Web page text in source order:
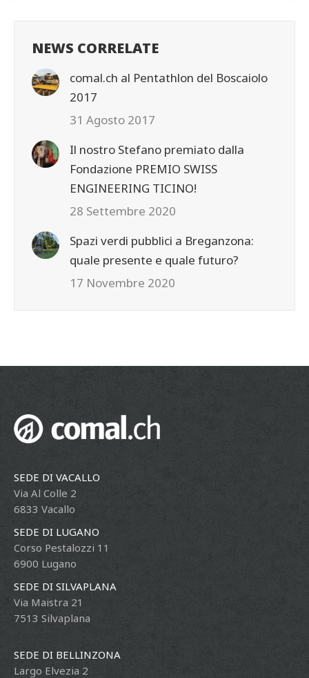
NEWS CORRELATE
comal.ch al Pentathlon del Boscaiolo
2017
31 Agosto 2017
Il nostro Stefano premiato dalla
Fondazione PREMIO SWISS
ENGINEERING TICINO!
28 Settembre 2020
Spazi verdi pubblici a Breganzona:
quale presente e quale futuro?
17 Novembre 2020
SEDE DI VACALLO
Via Al Colle 2
6833 Vacallo
SEDE DI LUGANO
Corso Pestalozzi 11
6900 Lugano
SEDE DI SILVAPLANA
Via Maistra 21
7513 Silvaplana
SEDE DI BELLINZONA
Largo Elvezia 2